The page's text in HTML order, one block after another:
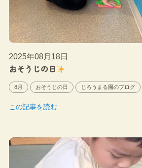
2025年08月18日
おそうじの日
8月 おそうじの日 じろうまる園のブログ
この記事を読む